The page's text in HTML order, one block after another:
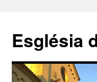
contenido
Església